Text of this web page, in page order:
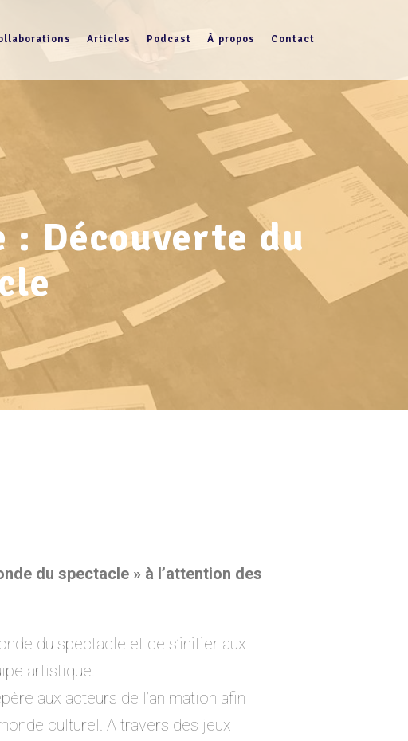
Articles Podcast À propos Contact
Découverte du
du spectacle » à l’attention des
du spectacle et de s’initier aux
artistique.
aux acteurs de l’animation afin
culturel. A travers des jeux